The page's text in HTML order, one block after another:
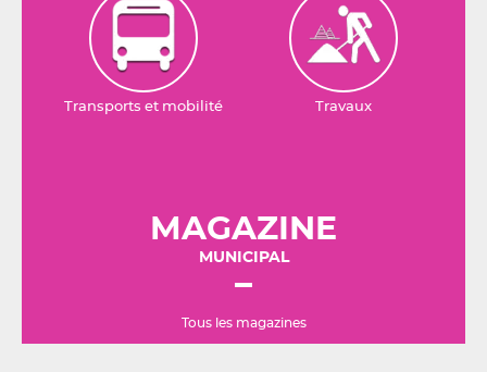
Transports et mobilité Travaux
MAGAZINE
MUNICIPAL
Tous les magazines